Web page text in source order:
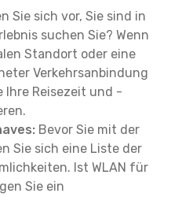
Sie sich vor, Sie sind in
suchen Sie? Wenn
Standort oder eine
Verkehrsanbindung
Ihre Reisezeit und -
Bevor Sie mit der
Sie sich eine Liste der
Ist WLAN für
Sie ein